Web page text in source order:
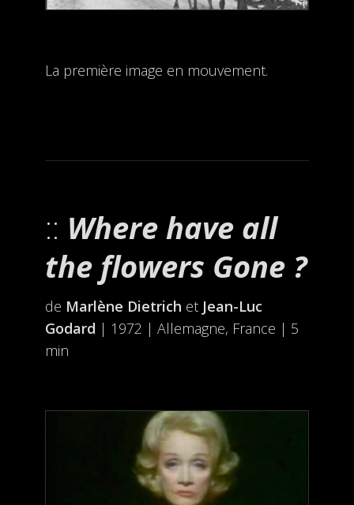
La première image en mouvement.
Where have all
the flowers Gone ?
de Marlène Dietrich et Jean-Luc
Godard | 1972 | Allemagne, France | 5
min